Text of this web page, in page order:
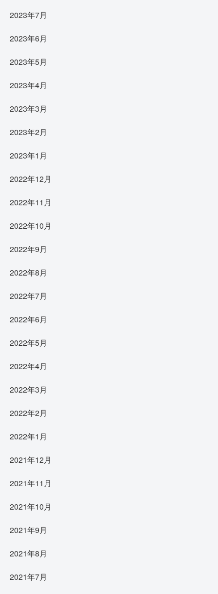
2023年7月
2023年6月
2023年5月
2023年4月
2023年3月
2023年2月
2023年1月
2022年12月
2022年11月
2022年10月
2022年9月
2022年8月
2022年7月
2022年6月
2022年5月
2022年4月
2022年3月
2022年2月
2022年1月
2021年12月
2021年11月
2021年10月
2021年9月
2021年8月
2021年7月